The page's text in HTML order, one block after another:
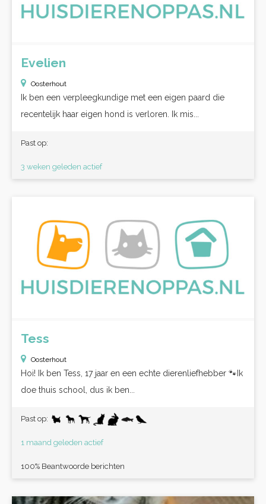
Evelien
Oosterhout
Ik ben een verpleegkundige met een eigen paard die
recentelijk haar eigen hond is verloren. Ik mis...
Past op:
3 weken geleden actief
Tess
Oosterhout
Hoi! Ik ben Tess, 17 jaar en een echte dierenliefhebber 🐾Ik
doe thuis school, dus ik ben...
Past op:
1 maand geleden actief
100% Beantwoorde berichten